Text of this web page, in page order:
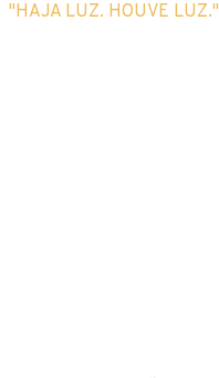
"HAJA LUZ. HOUVE LUZ."